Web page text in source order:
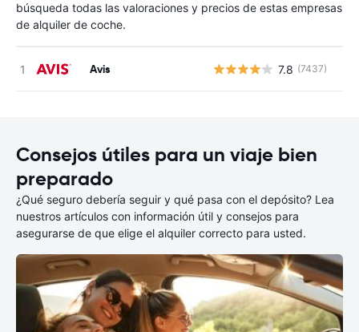
búsqueda todas las valoraciones y precios de estas empresas
de alquiler de coche.
Avis 7.8 (7437)
Consejos útiles para un viaje bien
preparado
¿Qué seguro debería seguir y qué pasa con el depósito? Lea
nuestros artículos con información útil y consejos para
asegurarse de que elige el alquiler correcto para usted.